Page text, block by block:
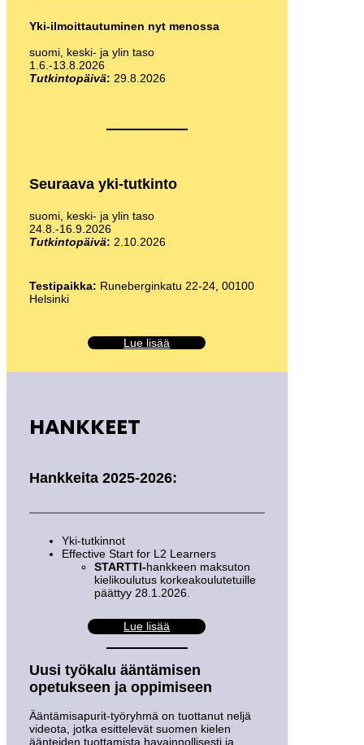
Yki-ilmoittautuminen nyt menossa
suomi, keski- ja ylin taso
1.6.-13.8.2026
Tutkintopäivä: 29.8.2026
Seuraava yki-tutkinto
suomi, keski- ja ylin taso
24.8.-16.9.2026
Tutkintopäivä: 2.10.2026
Testipaikka: Runeberginkatu 22-24, 00100
Helsinki
Lue lisää
HANKKEET
Hankkeita 2025-2026:
Yki-tutkinnot
Effective Start for L2 Learners
STARTTI-hankkeen maksuton
kielikoulutus korkeakoulutetuille
päättyy 28.1.2026.
Lue lisää
Uusi työkalu ääntämisen
opetukseen ja oppimiseen
Ääntämisapurit-työryhmä on tuottanut neljä
videota, jotka esittelevät suomen kielen
äänteiden tuottamista havainnollisesti ja